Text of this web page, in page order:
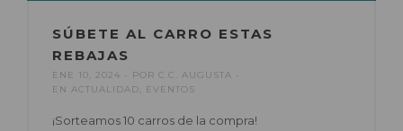
SÚBETE AL CARRO ESTAS
REBAJAS
ENE 10, 2024 POR C.C. AUGUSTA
EN ACTUALIDAD EVENTOS
¡Sorteamos 10 carros de la compra!